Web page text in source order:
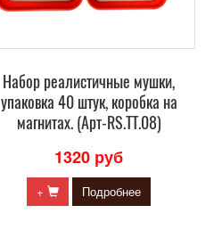
Набор реалистичные мушки,
упаковка 40 штук, коробка на
магнитах. (Арт-RS.TT.08)
1320 руб
+ Подробнее